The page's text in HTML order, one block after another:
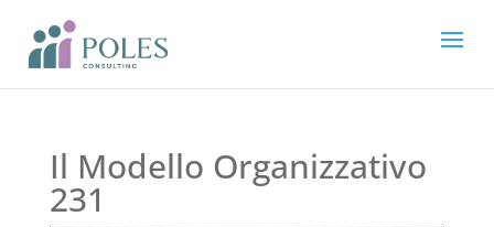
Il Modello Organizzativo
231